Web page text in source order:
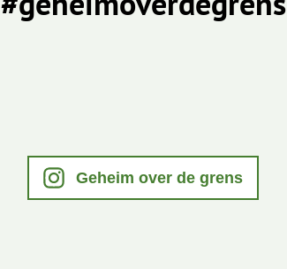
Geheim over de grens